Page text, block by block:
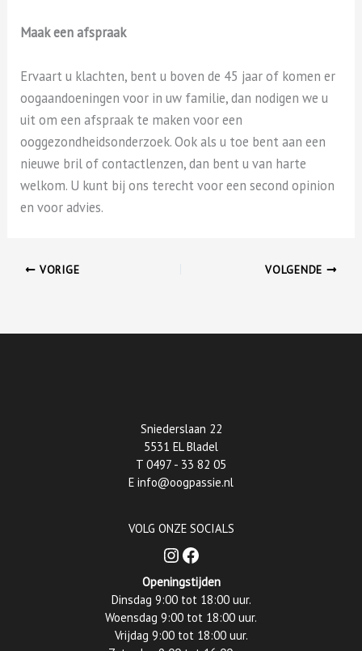
Maak een afspraak
Ervaart u klachten, bent u boven de 45 jaar of komen er
oogaandoeningen voor in uw familie, dan nodigen we u
uit om een afspraak te maken voor een
ooggezondheidsonderzoek. Ook als u toe bent aan een
nieuwe bril of contactlenzen, dan bent u van harte
welkom. U kunt bij ons terecht voor een second opinion
en voor advies.
VORIGE VOLGENDE
Sniederslaan 22
5531 EL Bladel
T 0497 - 33 82 05
E info@oogpassie.nl
VOLG ONZE SOCIALS
Instagram
Facebook
Openingstijden
Dinsdag 9:00 tot 18:00 uur.
Woensdag 9:00 tot 18:00 uur.
Vrijdag 9:00 tot 18:00 uur.